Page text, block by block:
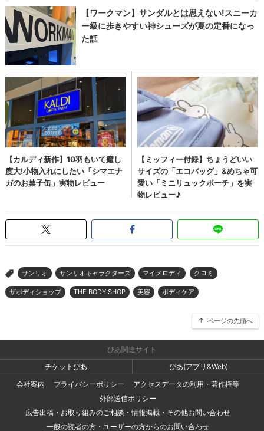
> サンリオ サンリオキャラクターズ マイメロディ クロミ
ザボディショップ THE BODY SHOP 美容 ボディケア
ページの先頭へ
ぴあ関連サイト
チケットぴあ
ぴあ(アプリ&Web)
会社案内
プライバシーポリシー
アクセスデータの利用・著作権等
外部送信ポリシー
広告出稿・お取り組みのご相談・情報掲載・その他お問い合わせ
一般の読者の方・ユーザーの方からのお問い合わせ